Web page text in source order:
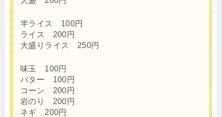
半ライス 100円
ライス 200円
大盛りライス 250円
味玉 100円
バター 100円
コーン 200円
岩のり 200円
ネギ 200円